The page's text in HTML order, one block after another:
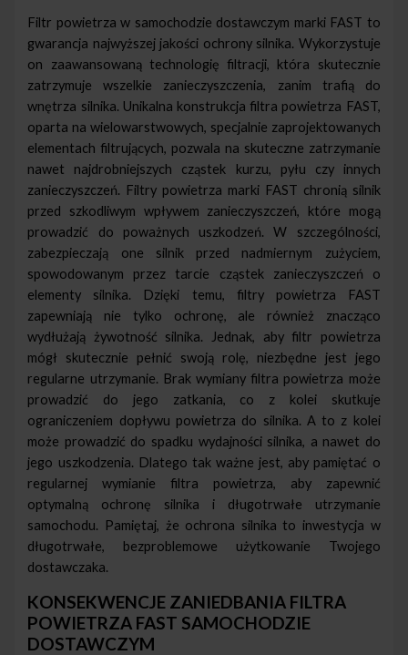
Filtr powietrza w samochodzie dostawczym marki FAST to
gwarancja najwyższej jakości ochrony silnika. Wykorzystuje
on zaawansowaną technologię filtracji, która skutecznie
zatrzymuje wszelkie zanieczyszczenia, zanim trafią do
wnętrza silnika. Unikalna konstrukcja filtra powietrza FAST,
oparta na wielowarstwowych, specjalnie zaprojektowanych
elementach filtrujących, pozwala na skuteczne zatrzymanie
nawet najdrobniejszych cząstek kurzu, pyłu czy innych
zanieczyszczeń. Filtry powietrza marki FAST chronią silnik
przed szkodliwym wpływem zanieczyszczeń, które mogą
prowadzić do poważnych uszkodzeń. W szczególności,
zabezpieczają one silnik przed nadmiernym zużyciem,
spowodowanym przez tarcie cząstek zanieczyszczeń o
elementy silnika. Dzięki temu, filtry powietrza FAST
zapewniają nie tylko ochronę, ale również znacząco
wydłużają żywotność silnika. Jednak, aby filtr powietrza
mógł skutecznie pełnić swoją rolę, niezbędne jest jego
regularne utrzymanie. Brak wymiany filtra powietrza może
prowadzić do jego zatkania, co z kolei skutkuje
ograniczeniem dopływu powietrza do silnika. A to z kolei
może prowadzić do spadku wydajności silnika, a nawet do
jego uszkodzenia. Dlatego tak ważne jest, aby pamiętać o
regularnej wymianie filtra powietrza, aby zapewnić
optymalną ochronę silnika i długotrwałe utrzymanie
samochodu. Pamiętaj, że ochrona silnika to inwestycja w
długotrwałe, bezproblemowe użytkowanie Twojego
dostawczaka.
KONSEKWENCJE ZANIEDBANIA FILTRA
POWIETRZA FAST SAMOCHODZIE
DOSTAWCZYM